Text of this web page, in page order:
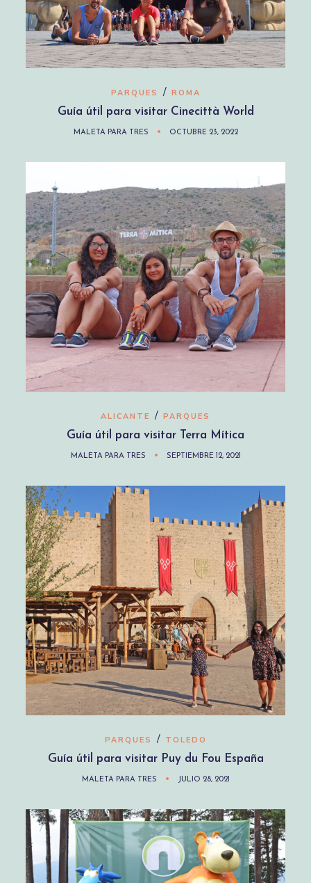
PARQUES / ROMA
Guía útil para visitar Cinecittà World
MALETA PARA TRES OCTUBRE 23, 2022
ALICANTE / PARQUES
Guía útil para visitar Terra Mítica
MALETA PARA TRES SEPTIEMBRE 12, 2021
PARQUES / TOLEDO
Guía útil para visitar Puy du Fou España
MALETA PARA TRES JULIO 28, 2021